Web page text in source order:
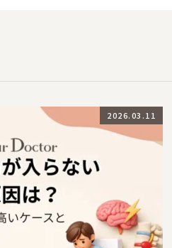
2026.03.11